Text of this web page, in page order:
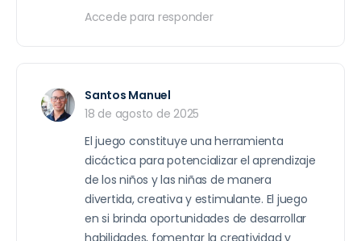
Accede para responder
Santos Manuel
18 de agosto de 2025
El juego constituye una herramienta
dicáctica para potencializar el aprendizaje
de los niños y las niñas de manera
divertida, creativa y estimulante. El juego
en si brinda oportunidades de desarrollar